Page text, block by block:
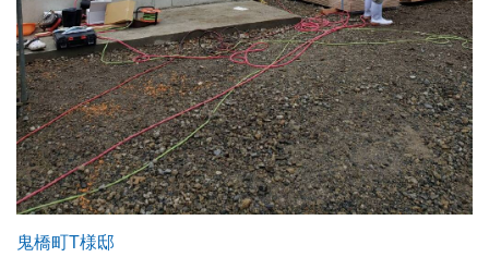
鬼橋町T様邸